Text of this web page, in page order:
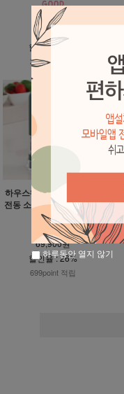
45,500원
26,800원
할인율 : 41%
268point 적립
하우스웨어 키텐실 충전식
전동 소금 후추 그라인더 2
P+받침대
94,300원
69,900원
할인율 : 26%
699point 적립
하루동안 열지 않기